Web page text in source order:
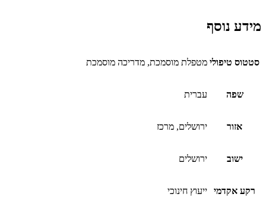
מידע נוסף
סטטוס טיפולי מטפלת מוסמכת, מדריכה מוסמכת
שפה עברית
אזור ירושלים, מרכז
ישוב ירושלים
רקע אקדמי ייעוץ חינוכי